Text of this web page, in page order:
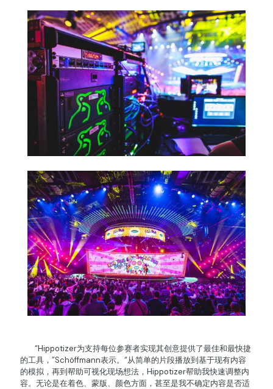
“Hippotizer为支持每位参赛者实现其创意提供了最佳和最快捷
的工具，”Schöffmann表示。“从简单的片段播放到基于现有内容
的模拟，再到帮助可视化现场想法，Hippotizer帮助我快速调整内
容。无论是在着色、蒙版、颜色方面，甚至是我不确定内容是否适